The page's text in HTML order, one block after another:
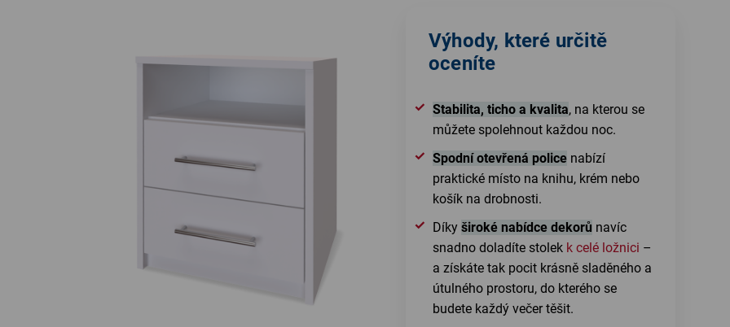
Výhody, které určitě
oceníte
Stabilita, ticho a kvalita, na kterou se
můžete spolehnout každou noc.
Spodní otevřená police nabízí
praktické místo na knihu, krém nebo
košík na drobnosti.
Díkyširoké nabídce dekorů navíc
snadno doladíte stolek k celé ložnici –
a získáte tak pocit krásně sladěného a
útulného prostoru, do kterého se
budete každý večer těšit.